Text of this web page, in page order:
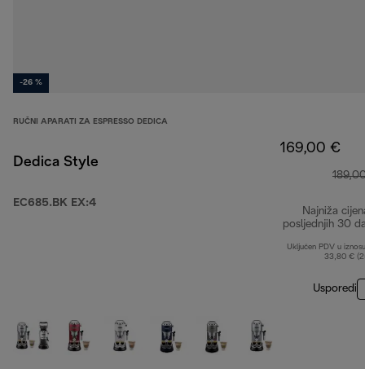
-26 %
RUČNI APARATI ZA ESPRESSO DEDICA
Dedica Style
EC685.BK EX:4
169,00 €
Najniža
posljednjih 30
Uključen PDV u
33,80 €
Usporedi